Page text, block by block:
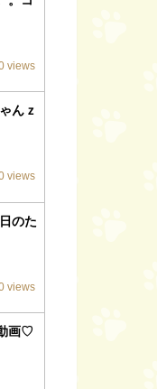
views
んｚ
views
のた
views
画♡